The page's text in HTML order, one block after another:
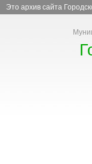
Это архив сайта